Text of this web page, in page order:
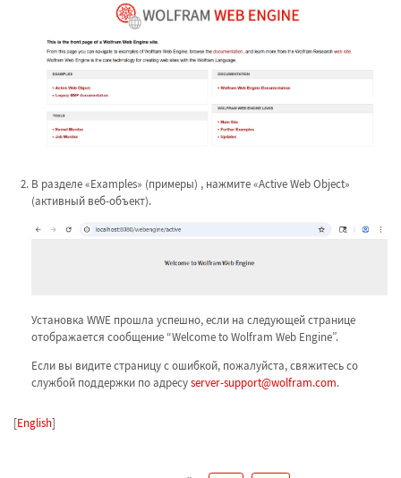
В разделе «Examples» (примеры) , нажмите «Active Web Object»
(активный веб-объект).
Установка WWE прошла успешно, если на следующей странице
отображается сообщение “Welcome to Wolfram Web Engine”.
Если вы видите страницу с ошибкой, пожалуйста, свяжитесь со
службой поддержки по адресуserver-support@wolfram.com.
[English]